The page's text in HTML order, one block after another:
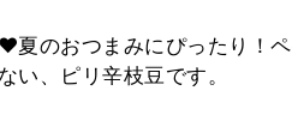
夏のおつまみにぴったり！
い、ピリ辛枝豆です。